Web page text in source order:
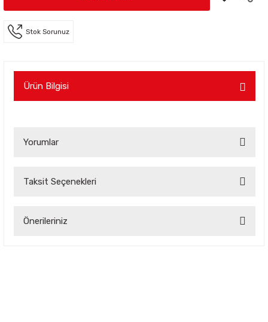
Stok Sorunuz
Ürün Bilgisi
Yorumlar
Taksit Seçenekleri
Önerileriniz